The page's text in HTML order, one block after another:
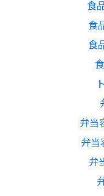
食
食
食
弁当
弁当
弁